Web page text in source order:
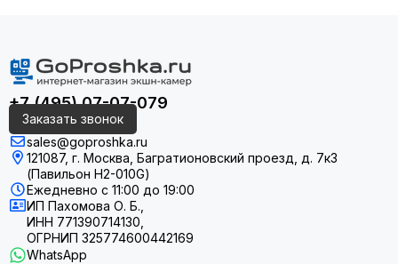
+7 (495) 07-07-079
Заказать звонок
sales@goproshka.ru
121087, г. Москва, Багратионовский проезд, д. 7к3
(Павильон H2-010G)
Ежедневно с 11:00 до 19:00
ИП Пахомова О. Б.,
ИНН 771390714130,
ОГРНИП 325774600442169
WhatsApp